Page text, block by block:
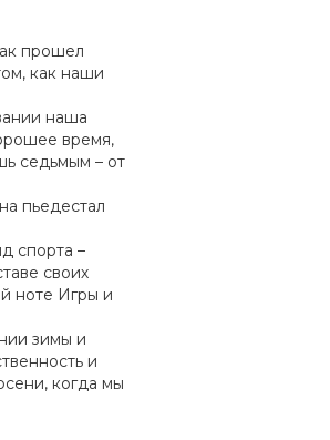
прошел
как наши
наша
время,
седьмым – от
пьедестал
спорта –
своих
ноте Игры и
зимы и
и
когда мы